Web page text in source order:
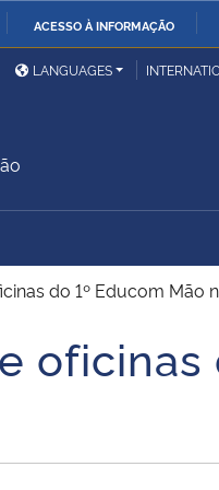
ACESSO À INFORMAÇÃO
das Relações
Central do Brasil
LANGUAGES
do 1º Educom Mão
oficinas